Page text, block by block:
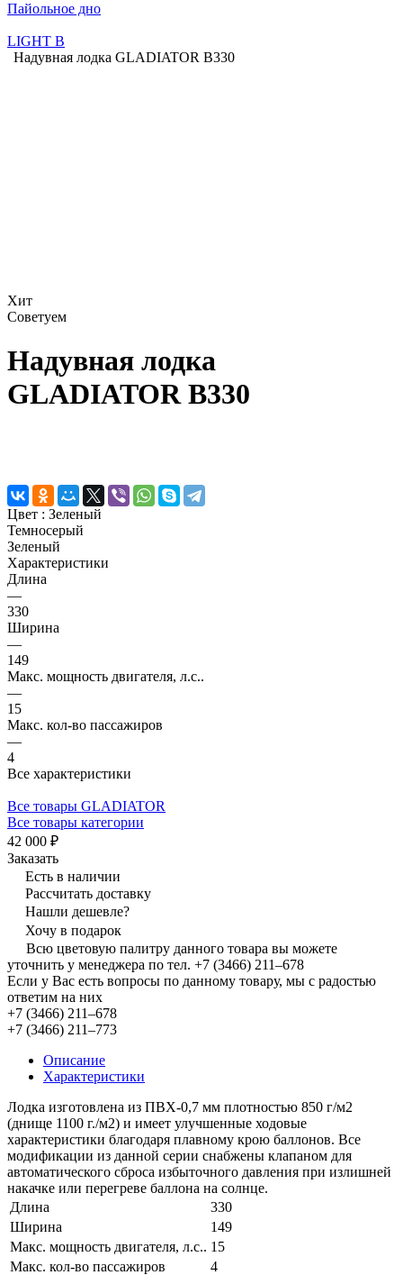
Пайольное дно
LIGHT B
Надувная лодка GLADIATOR B330
Хит
Советуем
Надувная лодка
GLADIATOR B330
Цвет : Зеленый
Темносерый
Зеленый
Характеристики
Длина
—
330
Ширина
—
149
Макс. мощность двигателя, л.с..
—
15
Макс. кол‑во пассажиров
—
4
Все характеристики
Все товары GLADIATOR
Все товары категории
42 000 ₽
Заказать
Есть в наличии
Рассчитать доставку
Нашли дешевле?
Хочу в подарок
Всю цветовую палитру данного товара вы можете
уточнить у менеджера по тел. +7 (3466) 211‒678
Если у Вас есть вопросы по данному товару, мы с радостью
ответим на них
+7 (3466) 211‒678
+7 (3466) 211‒773
Описание
Характеристики
Лодка изготовлена из ПВХ-0,7 мм плотностью 850 г/м2
(днище 1100 г./м2) и имеет улучшенные ходовые
характеристики благодаря плавному крою баллонов. Все
модификации из данной серии снабжены клапаном для
автоматического сброса избыточного давления при излишней
накачке или перегреве баллона на солнце.
Длина
330
Ширина
149
Макс. мощность двигателя, л.с.. 15
Макс. кол‑во пассажиров
4